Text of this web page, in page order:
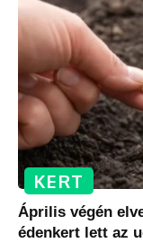
KERT
Április végén
édenkert lett az